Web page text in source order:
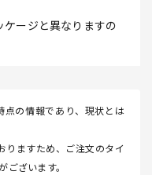
ージと異なりますの
の情報であり、現状とは
ますため、ご注文のタイ
ございます。